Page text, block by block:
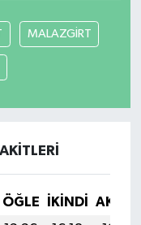
MALAZGİRT
ÖĞLE İKINDI